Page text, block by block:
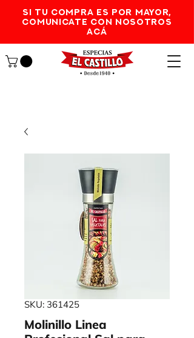
SI TU COMPRA ES POR MAYOR,
comunicate con nosotros
acá
SKU: 361425
Molinillo Linea